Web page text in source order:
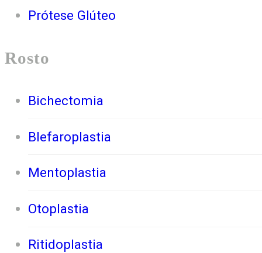
Prótese Glúteo
Rosto
Bichectomia
Blefaroplastia
Mentoplastia
Otoplastia
Ritidoplastia